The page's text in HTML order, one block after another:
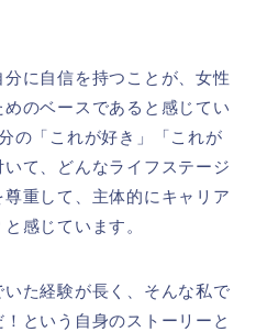
に自信を持つことが、女性
のベースであると感じてい
の「これが好き」「これが
て、どんなライフステージ
重して、主体的にキャリア
感じています。
た経験が長く、そんな私で
という自身のストーリーと